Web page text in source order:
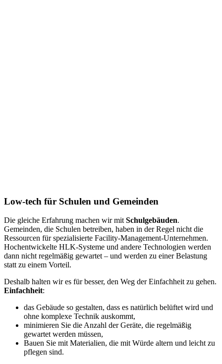
Low-tech für Schulen und Gemeinden
Die gleiche Erfahrung machen wir mitSchulgebäuden.
Gemeinden, die Schulen betreiben, haben in der Regel nicht die
Ressourcen für spezialisierte Facility-Management-Unternehmen.
Hochentwickelte HLK-Systeme und andere Technologien werden
dann nicht regelmäßig gewartet – und werden zu einer Belastung
statt zu einem Vorteil.
Deshalb halten wir es für besser, den Weg der Einfachheit zu gehen.
Einfachheit:
das Gebäude so gestalten, dass es natürlich belüftet wird und
ohne komplexe Technik auskommt,
minimieren Sie die Anzahl der Geräte, die regelmäßig
gewartet werden müssen,
Bauen Sie mit Materialien, die mit Würde altern und leicht zu
pflegen sind.